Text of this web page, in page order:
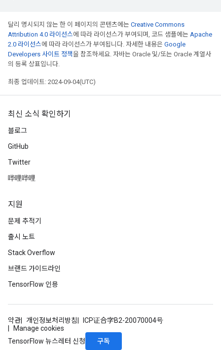
달리 명시되지 않는 한 이 페이지의 콘텐츠에는 Creative Commons
Attribution 4.0 라이선스에 따라 라이선스가 부여되며, 코드 샘플에는 Apache
2.0 라이선스에 따라 라이선스가 부여됩니다. 자세한 내용은 Google
Developers 사이트 정책을 참조하세요. 자바는 Oracle 및/또는 Oracle 계열사
의 등록 상표입니다.
최종 업데이트: 2024-09-04(UTC)
최신 소식 확인하기
블로그
GitHub
Twitter
哔哩哔哩
지원
문제 추적기
출시 노트
Stack Overflow
브랜드 가이드라인
TensorFlow 인용
약관 개인정보처리방침
ICP证合字B2-20070004号
Manage cookies
TensorFlow 뉴스레터 신청
구독